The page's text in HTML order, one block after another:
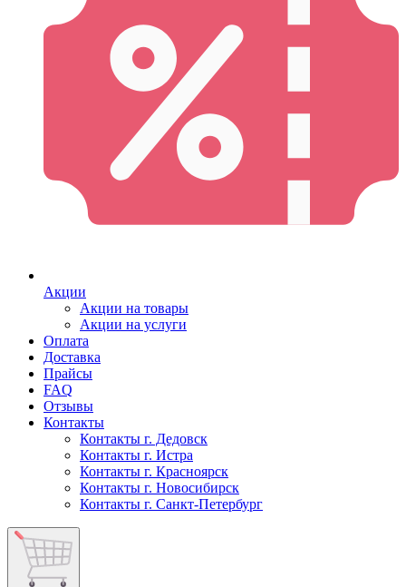
Акции
Акции на товары
Акции на услуги
Оплата
Доставка
Прайсы
FAQ
Отзывы
Контакты
Контакты г. Дедовск
Контакты г. Истра
Контакты г. Красноярск
Контакты г. Новосибирск
Контакты г. Санкт-Петербург